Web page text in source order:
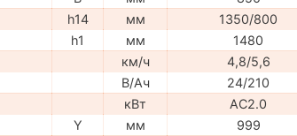
h14 мм
1350/800
h1 мм
1480
км/ч
4,8/5,6
В/Ач
24/210
кВт
AC2.0
Y мм
999